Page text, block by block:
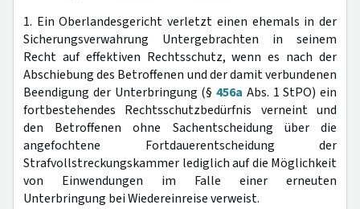
1. Ein Oberlandesgericht verletzt einen ehemals in der
Sicherungsverwahrung Untergebrachten in seinem
Recht auf effektiven Rechtsschutz, wenn es nach der
Abschiebung des Betroffenen und der damit verbundenen
Beendigung der Unterbringung (§ 456a Abs. 1 StPO) ein
fortbestehendes Rechtsschutzbedürfnis verneint und
den Betroffenen ohne Sachentscheidung über die
angefochtene Fortdauerentscheidung der
Strafvollstreckungskammer lediglich auf die Möglichkeit
von Einwendungen im Falle einer erneuten
Unterbringung bei Wiedereinreise verweist.